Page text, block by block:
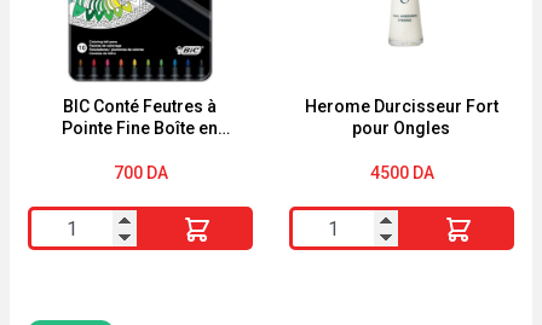
Bruyère
390ml
Beurre
200
BIC Conté Feutres à
Pointe Fine Boîte en
700 DA
quantité
de
Conté
Herome Durcisseur Fort
pour Ongles
4500 DA
quantité
de